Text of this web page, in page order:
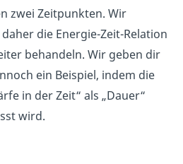
zwei Zeitpunkten. Wir
die Energie-Zeit-Relation
behandeln. Wir geben dir
ein Beispiel, indem die
in der Zeit“ als „Dauer“
wird.